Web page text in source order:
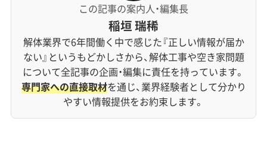
この記事の案内人・編集長
稲垣 瑞稀
解体業界で6年間働く中で感じた『正しい情報が届か
ない』というもどかしさから、解体工事や空き家問題
について全記事の企画・編集に責任を持っています。
専門家への直接取材を通じ、業界経験者として分かり
やすい情報提供をお約束します。